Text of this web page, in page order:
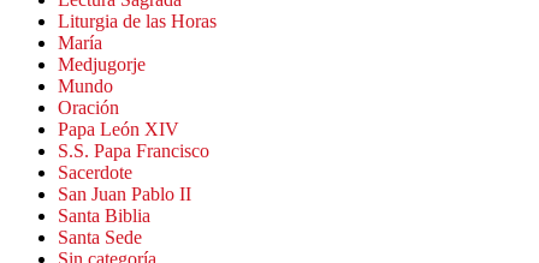
Liturgia de las Horas
María
Medjugorje
Mundo
Oración
Papa León XIV
S.S. Papa Francisco
Sacerdote
San Juan Pablo II
Santa Biblia
Santa Sede